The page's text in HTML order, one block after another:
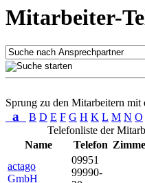
Mitarbeiter-
Sprung zu den Mitarbeitern mit
a B D E F G H K L M N O
Telefonliste der
Name
Telefon
actago
GmbH
09951
99990-